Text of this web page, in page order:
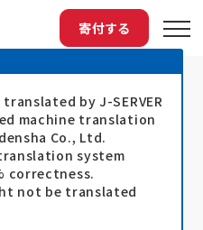
寄付する
ジャパン
からの避難者の移
by J-SERVER
machine translation
Co., Ltd.
system
correctness.
not be translated